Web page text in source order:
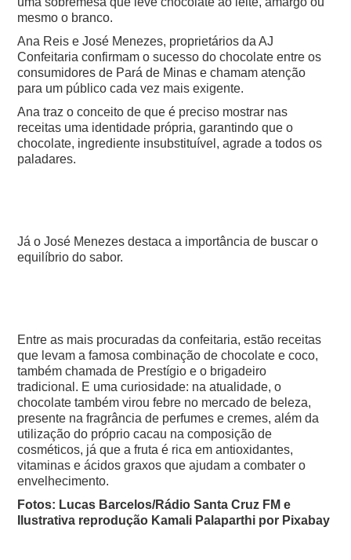
mesmo o branco.
Ana Reis e José Menezes, proprietários da AJ
Confeitaria confirmam o sucesso do chocolate entre os
consumidores de Pará de Minas e chamam atenção
para um público cada vez mais exigente.
Ana traz o conceito de que é preciso mostrar nas
receitas uma identidade própria, garantindo que o
chocolate, ingrediente insubstituível, agrade a todos os
paladares.
Já o José Menezes destaca a importância de buscar o
equilíbrio do sabor.
Entre as mais procuradas da confeitaria, estão receitas
que levam a famosa combinação de chocolate e coco,
também chamada de Prestígio e o brigadeiro
tradicional. E uma curiosidade: na atualidade, o
chocolate também virou febre no mercado de beleza,
presente na fragrância de perfumes e cremes, além da
utilização do próprio cacau na composição de
cosméticos, já que a fruta é rica em antioxidantes,
vitaminas e ácidos graxos que ajudam a combater o
envelhecimento.
Fotos: Lucas Barcelos/Rádio Santa Cruz FM e
Ilustrativa reprodução Kamali Palaparthi por Pixabay